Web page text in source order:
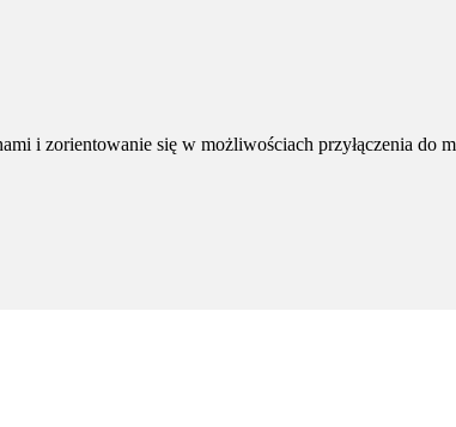
i zorientowanie się w możliwościach przyłączenia do